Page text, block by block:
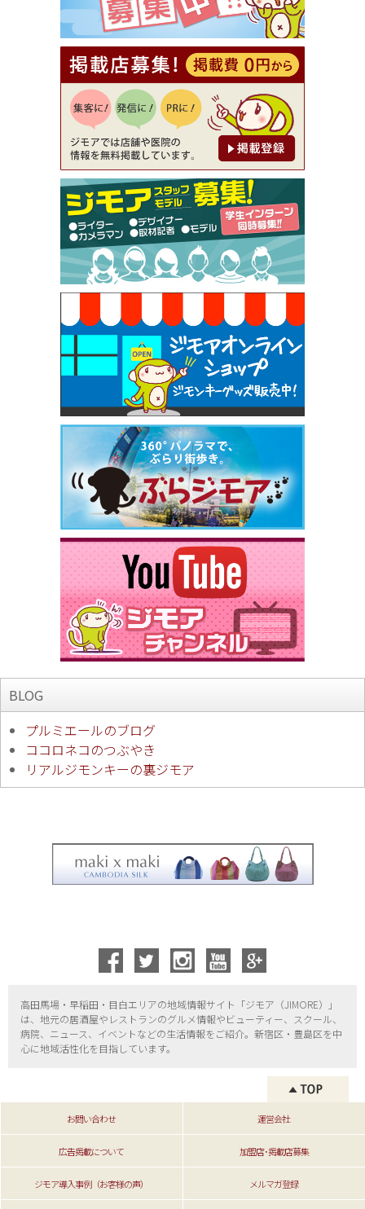
【ジモア読者特典2】コース 3,500円→3,000円（料
理5品+2時間飲み放題）（創作イタリアン Pia Cu
ore（ピアクオーレ））
[有効期限]2026年9月30日
【ジモア読者特典1】料理全品20％OFF ※18時以
降（創作イタリアン Pia Cuore（ピアクオーレ））
[有効期限]2026年9月30日
【ジモア限定②】初回割引 特価 鼻毛脱毛 半額 2,2
00円⇒1,100円（メンズ専門ワックス脱毛サロン Mi
ckle（ミックル））
[有効期限]2026年9月30日
【ジモア限定特典①】まつ毛カール 3,850円→ 2,7
50円（Premiere（プルミエール））
[有効期限]2026年9月30日
焼き餃子 一皿サービス（餃子酒場たっちゃん 西
早稲田店）
[有効期限]2026年9月30日
BLOG
プルミエールのブログ
ココロネコのつぶやき
リアルジモンキーの裏ジモア
高田馬場・早稲田・目白エリアの地域情報サイト「ジモア（JIMORE）」
は、地元の居酒屋やレストランのグルメ情報やビューティー、 スクール、
病院、ニュース、イベントなどの生活情報をご紹介。新宿区・ 豊島区を中
心に地域活性化を目指しています。
お問い合わせ 運営会社
広告掲載について 加盟店･掲載店募集
ジモア導入事例（お客様の声） メルマガ登録